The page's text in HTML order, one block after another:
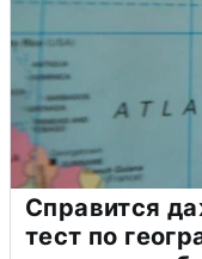
Справится
тест по